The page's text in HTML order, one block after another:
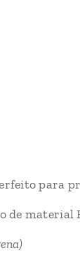
para
de